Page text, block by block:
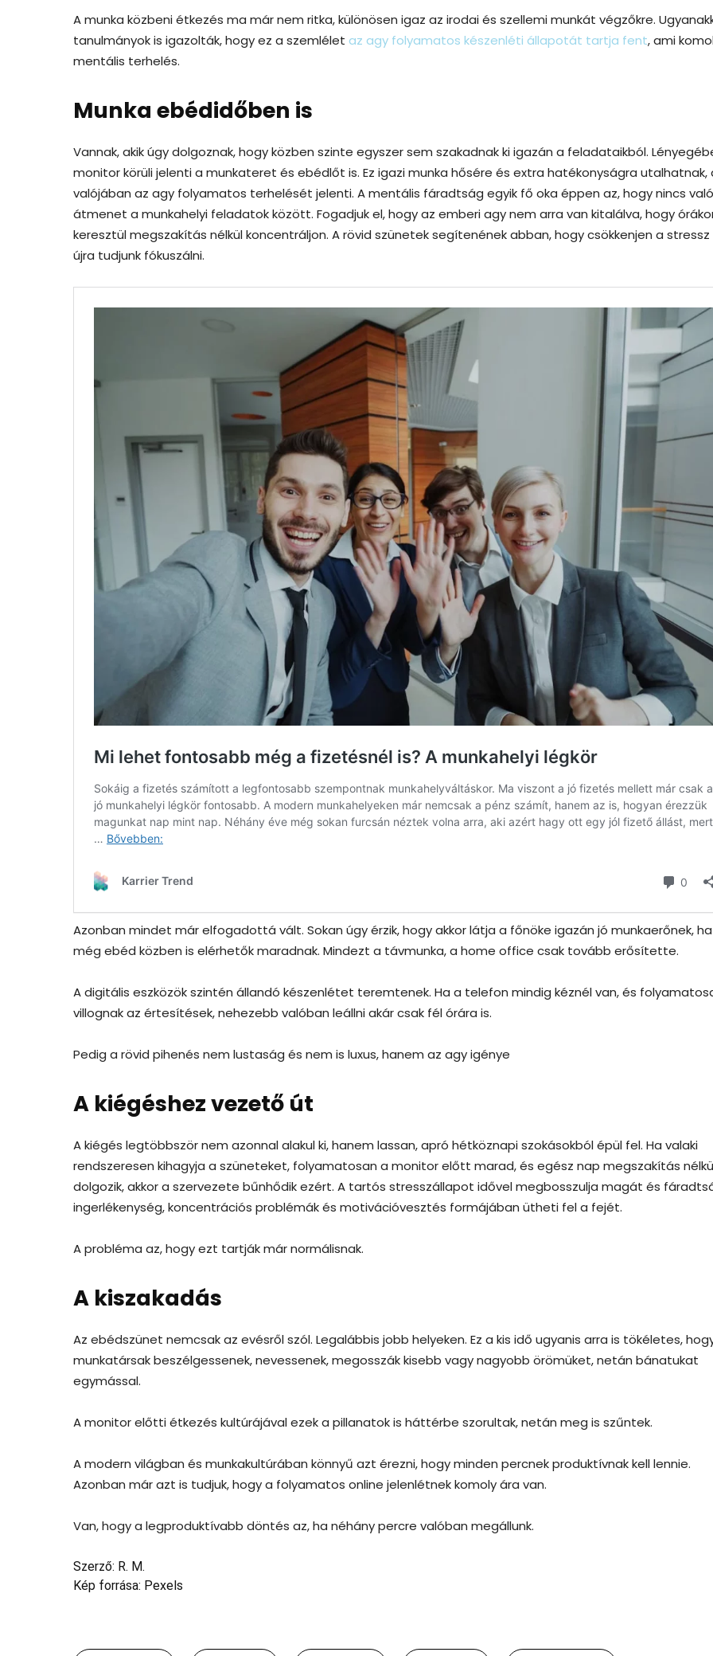
A munka közbeni étkezés ma már nem ritka, különösen igaz az irodai és szellemi munkát végzőkre.
tanulmányok is igazolták, hogy ez a szemlélet az agy folyamatos készenléti állapotát tartja fent, ami
mentális terhelés.
Munka ebédidőben is
Vannak, akik úgy dolgoznak, hogy közben szinte egyszer sem szakadnak ki igazán a feladataikból.
monitor körüli jelenti a munkateret és ebédlőt is. Ez igazi munka hősére és extra hatékonyságra utalhatnak,
valójában az agy folyamatos terhelését jelenti. A mentális fáradtság egyik fő oka éppen az, hogy nincs
átmenet a munkahelyi feladatok között. Fogadjuk el, hogy az emberi agy nem arra van kitalálva, hogy
keresztül megszakítás nélkül koncentráljon. A rövid szünetek segítenének abban, hogy csökkenjen a stressz
újra tudjunk fókuszálni.
Azonban mindet már elfogadottá vált. Sokan úgy érzik, hogy akkor látja a főnöke igazán jó munkaerőnek, ha
még ebéd közben is elérhetők maradnak. Mindezt a távmunka, a home office csak tovább erősítette.
A digitális eszközök szintén állandó készenlétet teremtenek. Ha a telefon mindig kéznél van, és
villognak az értesítések, nehezebb valóban leállni akár csak fél órára is.
Pedig a rövid pihenés nem lustaság és nem is luxus, hanem az agy igénye
A kiégéshez vezető út
A kiégés legtöbbször nem azonnal alakul ki, hanem lassan, apró hétköznapi szokásokból épül fel. Ha valaki
rendszeresen kihagyja a szüneteket, folyamatosan a monitor előtt marad, és egész nap megszakítás
dolgozik, akkor a szervezete bűnhődik ezért. A tartós stresszállapot idővel megbosszulja magát és
ingerlékenység, koncentrációs problémák és motivációvesztés formájában ütheti fel a fejét.
A probléma az, hogy ezt tartják már normálisnak.
A kiszakadás
Az ebédszünet nemcsak az evésről szól. Legalábbis jobb helyeken. Ez a kis idő ugyanis arra is tökéletes,
munkatársak beszélgessenek, nevessenek, megosszák kisebb vagy nagyobb örömüket, netán bánatukat
egymással.
A monitor előtti étkezés kultúrájával ezek a pillanatok is háttérbe szorultak, netán meg is szűntek.
A modern világban és munkakultúrában könnyű azt érezni, hogy minden percnek produktívnak kell lennie.
Azonban már azt is tudjuk, hogy a folyamatos online jelenlétnek komoly ára van.
Van, hogy a legproduktívabb döntés az, ha néhány percre valóban megállunk.
Szerző: R. M.
Kép forrása: Pexels